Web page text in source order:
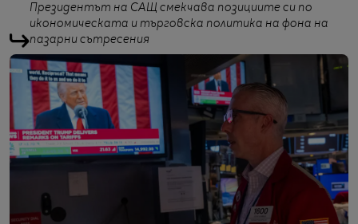
Президентът на САЩ смекчава позициите си по
икономическата и търговска политика на фона на
пазарни сътресения